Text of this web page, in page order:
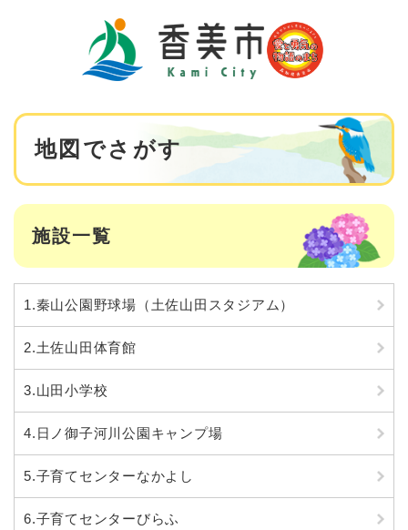
本
地図でさがす
施設一覧
1.秦山公園野球場（土佐山田スタジアム）
2.土佐山田体育館
3.山田小学校
4.日ノ御子河川公園キャンプ場
5.子育てセンターなかよし
6.子育てセンターびらふ